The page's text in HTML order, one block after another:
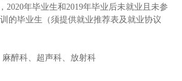
2020年毕业生和2019年毕业后未就业且未参
的毕业生（须提供就业推荐表及就业协议
麻醉科、超声科、放射科